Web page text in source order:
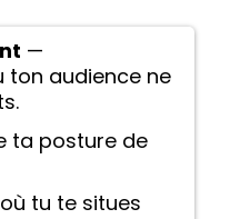
—
ton audience ne
ta posture de
tu te situes